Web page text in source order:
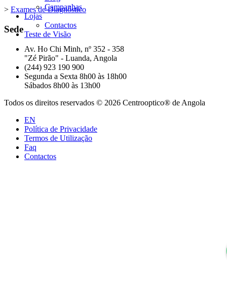
Campanhas
Lojas
Contactos
Teste de Visão
> Exames de Diagnóstico
Sede
Av. Ho Chi Minh, nº 352 - 358
"Zé Pirão" - Luanda, Angola
(244) 923 190 900
Segunda a Sexta 8h00 às 18h00
Sábados 8h00 às 13h00
Todos os direitos reservados © 2026 Centrooptico® de Angola
EN
Política de Privacidade
Termos de Utilização
Faq
Contactos